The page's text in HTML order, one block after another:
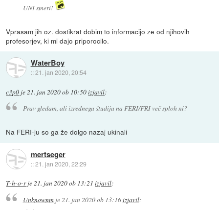
UNI smeri!
Vprasam jih oz. dostikrat dobim to informacijo ze od njihovih
profesorjev, ki mi dajo priporocilo.
WaterBoy
::21. jan 2020, 20:54
c3p0 je21. jan 2020 ob 10:50izjavil:
Prav gledam, ali izrednega študija na FERI/FRI več sploh ni?
Na FERI-ju so ga že dolgo nazaj ukinali
mertseger
::21. jan 2020, 22:29
T-h-o-rje21. jan 2020 ob 13:21 izjavil:
Unknownmje21. jan 2020 ob 13:16izjavil: